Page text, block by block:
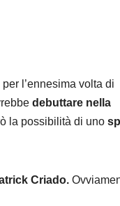
l’ennesima volta di
debuttare nella
la possibilità di uno
Criado.
svela
l’AI sta
modo